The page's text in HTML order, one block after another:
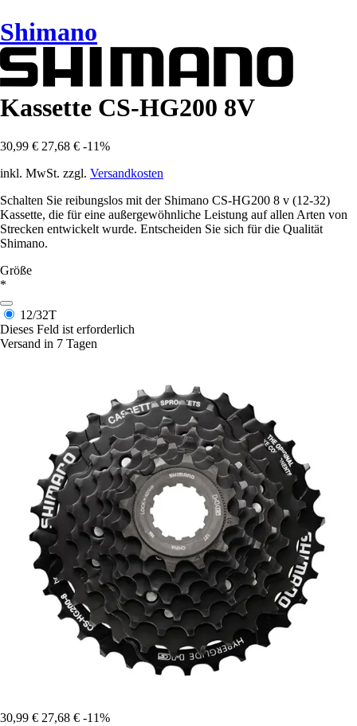
Shimano
Kassette CS-HG200 8V
30,99 € 27,68 € -11%
inkl. MwSt. zzgl. Versandkosten
Schalten Sie reibungslos mit der Shimano CS-HG200 8 v (12-32)
Kassette, die für eine außergewöhnliche Leistung auf allen Arten von
Strecken entwickelt wurde. Entscheiden Sie sich für die Qualität
Shimano.
Größe
*
12/32T
Dieses Feld ist erforderlich
Versand in 7 Tagen
30,99 € 27,68 € -11%